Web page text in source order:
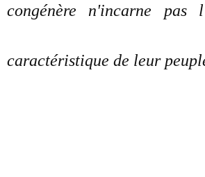
congénère n'incarne pas
caractéristique de leur